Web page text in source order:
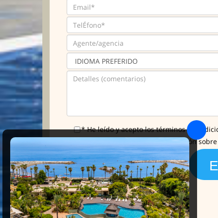
* He leído y acepto los términos y
Me gustaría tener más información